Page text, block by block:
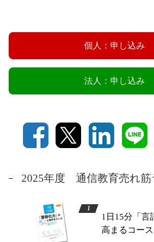
個人：申し込み
法人：申し込み
2025年度 通信教育売れ
1日15分「言
高まるコース